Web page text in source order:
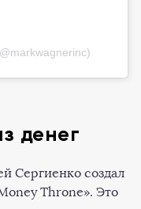
денег
Сергиенко создал
Throne». Это